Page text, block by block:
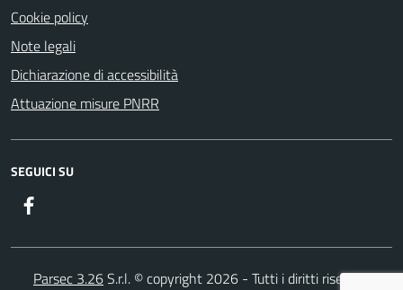
Cookie policy
Note legali
Dichiarazione di accessibilità
Attuazione misure PNRR
SEGUICI SU
Parsec 3.26S.r.l. © copyright 2026 - Tutti i diritti riservati